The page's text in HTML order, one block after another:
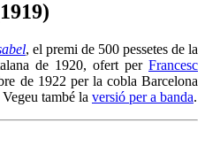
, el premi de 500 pessetes de la
de 1920, ofert per Francesc
de 1922 per la cobla Barcelona
també la versió per a banda.